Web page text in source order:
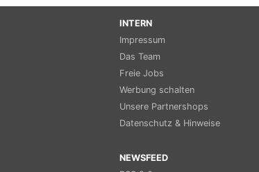
INTERN
Impressum
Das Team
Freie Jobs
Werbung schalten
Unsere Partnershops
Datenschutz & Hinweise
NEWSFEED